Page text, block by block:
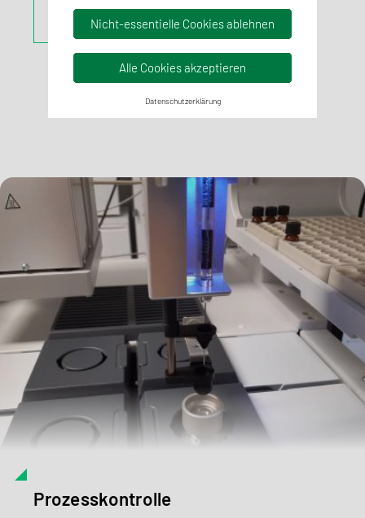
Mehr erfahren
Prozesskontrolle
Nicht-essentielle Cookies ablehnen
Alle Cookies akzeptieren
Datenschutzerklärung